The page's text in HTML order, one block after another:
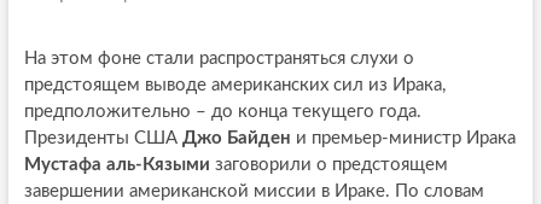
На этом фоне стали распространяться слухи о
предстоящем выводе американских сил из Ирака,
предположительно – до конца текущего года.
Президенты США Джо Байден и премьер-министр Ирака
Мустафа аль-Кязыми заговорили о предстоящем
завершении американской миссии в Ираке. По словам